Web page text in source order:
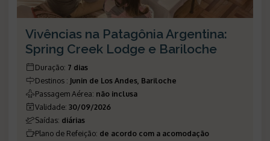
Vivências na Patagônia Argentina:
Spring Creek Lodge e Bariloche
Duração: 7 dias
Destinos : Junin de Los Andes, Bariloche
Passagem Aérea: não inclusa
Validade: 30/09/2026
Saídas: diárias
Plano de Refeição: de acordo com a acomodação